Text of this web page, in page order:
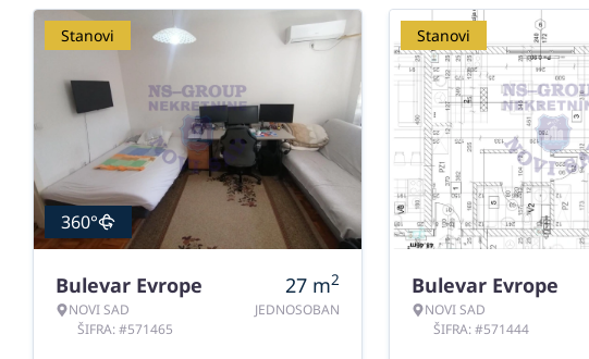
Stanovi
360°
Bulevar Evrope
NOVI SAD
ŠIFRA: #571465
27 m2
JEDNOSOBAN
Stanovi
Bulevar Evrope
NOVI SAD
ŠIFRA: #571444